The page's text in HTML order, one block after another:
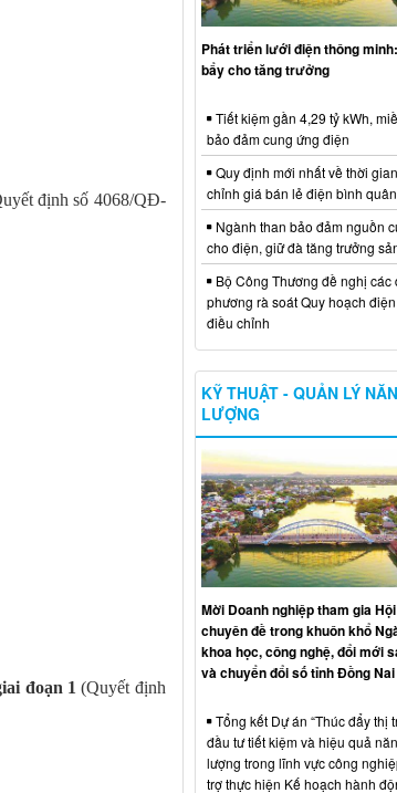
định số 4068/QĐ-
đoạn 1 (Quyết định
Phát triển lưới điện thông
bẩy cho tăng trưởng
Tiết kiệm gần 4,29 tỷ kWh,
bảo đảm cung ứng điện
Quy định mới nhất về thời
chỉnh giá bán lẻ điện bình quân
Ngành than bảo đảm nguồn
cho điện, giữ đà tăng trưởng
Bộ Công Thương đề nghị các
phương rà soát Quy hoạch
điều chỉnh
KỸ THUẬT - QUẢN LÝ
LƯỢNG
Mời Doanh nghiệp tham gia
chuyên đề trong khuôn khổ
khoa học, công nghệ, đổi mới
và chuyển đổi số tỉnh Đồng Nai
Tổng kết Dự án “Thúc đẩy thị
đầu tư tiết kiệm và hiệu quả
lượng trong lĩnh vực công
trợ thực hiện Kế hoạch hành